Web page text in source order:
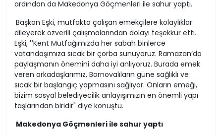
ardından da Makedonya Göçmenleri ile sahur yaptı.
Başkan Eşki, mutfakta çalışan emekçilere kolaylıklar
dileyerek özverili çalışmalarından dolayı teşekkür etti.
Eşki, "Kent Mutfağımızda her sabah binlerce
vatandaşımıza sıcak bir çorba sunuyoruz. Ramazan’da
paylaşmanın önemini daha iyi anlıyoruz. Burada emek
veren arkadaşlarımız, Bornovalıların güne sağlıklı ve
sıcak bir başlangıç yapmasını sağlıyor. Onların emeği,
bizim sosyal belediyecilik anlayışımızın en önemli yapı
taşlarından biridir" diye konuştu.
Makedonya Göçmenleri ile sahur yaptı